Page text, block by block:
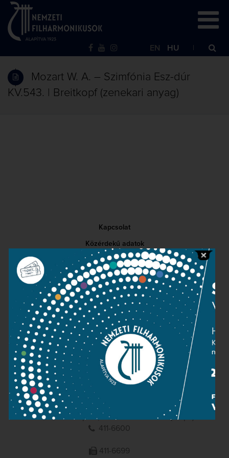
EN HU
Mozart W. A. – Szimfónia Esz-dúr
KV.543. | Breitkopf (zenekari anyag)
Kapcsolat
Közérdekű adatok
Sajtószoba
Adatvédelem
Impresszum
NEMZETI
FILHARMONIKUSOK
1095 Budapest, Komor Marcell u. 1. (Müpa)
411-6600
411-6699